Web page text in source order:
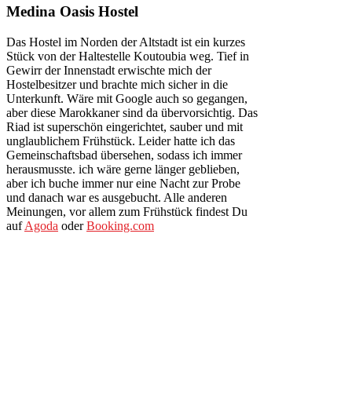
Medina Oasis Hostel
Das Hostel im Norden der Altstadt ist ein kurzes
Stück von der Haltestelle Koutoubia weg. Tief in
Gewirr der Innenstadt erwischte mich der
Hostelbesitzer und brachte mich sicher in die
Unterkunft. Wäre mit Google auch so gegangen,
aber diese Marokkaner sind da übervorsichtig. Das
Riad ist superschön eingerichtet, sauber und mit
unglaublichem Frühstück. Leider hatte ich das
Gemeinschaftsbad übersehen, sodass ich immer
herausmusste. ich wäre gerne länger geblieben,
aber ich buche immer nur eine Nacht zur Probe
und danach war es ausgebucht. Alle anderen
Meinungen, vor allem zum Frühstück findest Du
aufAgoda oderBooking.com